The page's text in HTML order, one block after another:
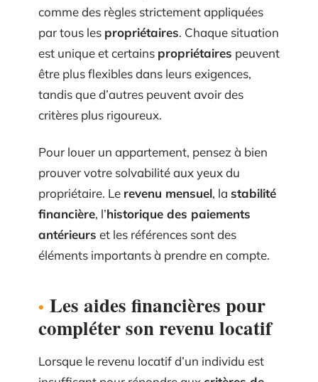
comme des règles strictement appliquées
par tous les propriétaires. Chaque situation
est unique et certains propriétaires peuvent
être plus flexibles dans leurs exigences,
tandis que d’autres peuvent avoir des
critères plus rigoureux.
Pour louer un appartement, pensez à bien
prouver votre solvabilité aux yeux du
propriétaire. Le revenu mensuel, la stabilité
financière, l’historique des paiements
antérieurs et les références sont des
éléments importants à prendre en compte.
Les aides financières pour
compléter son revenu locatif
Lorsque le revenu locatif d’un individu est